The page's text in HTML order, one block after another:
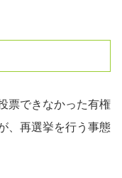
票できなかった有権
、再選挙を行う事態